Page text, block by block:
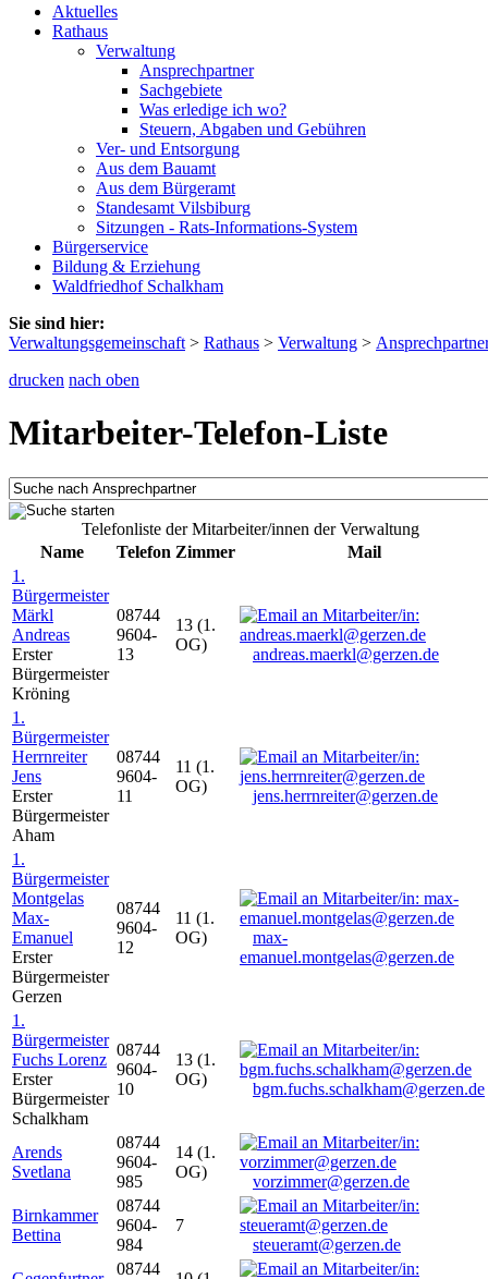
Aktuelles
Rathaus
Verwaltung
Ansprechpartner
Sachgebiete
Was erledige ich wo?
Steuern, Abgaben und Gebühren
Ver- und Entsorgung
Aus dem Bauamt
Aus dem Bürgeramt
Standesamt Vilsbiburg
Sitzungen - Rats-Informations-System
Bürgerservice
Bildung & Erziehung
Waldfriedhof Schalkham
Sie sind hier:
Verwaltungsgemeinschaft > Rathaus > Verwaltung >
drucken nach oben
Mitarbeiter-Telefon-Liste
Telefonliste der Mitarbeiter/innen der Verwaltung
Name
Telefon Zimmer
Mail
1.
Bürgermeister
Märkl
Andreas
Erster
Bürgermeister
Kröning
08744
9604-
13
13 (1.
OG)
andreas.maerkl@gerzen.de
1.
Bürgermeister
Herrnreiter
Jens
Erster
Bürgermeister
Aham
08744
9604-
11
11 (1.
OG)
jens.herrnreiter@gerzen.de
1.
Bürgermeister
Montgelas
Max-
Emanuel
Erster
Bürgermeister
Gerzen
08744
9604-
12
11 (1.
OG)
max-
emanuel.montgelas@gerzen.de
1.
Bürgermeister
Fuchs Lorenz
Erster
Bürgermeister
Schalkham
08744
9604-
10
13 (1.
OG)
bgm.fuchs.schalkham@gerzen.de
Arends
Svetlana
08744
9604-
985
14 (1.
OG)
vorzimmer@gerzen.de
Birnkammer
Bettina
08744
9604-
984
7
steueramt@gerzen.de
08744